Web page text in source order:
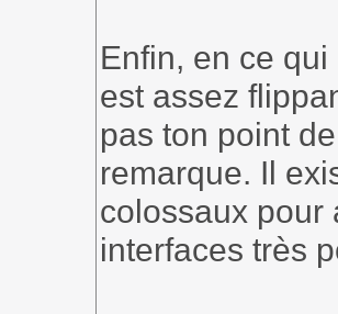
Enfin, en ce
est assez
pas ton point
remarque. Il
colossaux pour
interfaces très